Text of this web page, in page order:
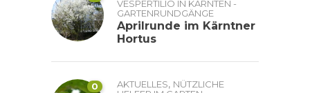
VESPERTILIO IN KÄRNTEN -
GARTENRUNDGÄNGE
Aprilrunde im Kärntner
Hortus
0 AKTUELLES, NÜTZLICHE